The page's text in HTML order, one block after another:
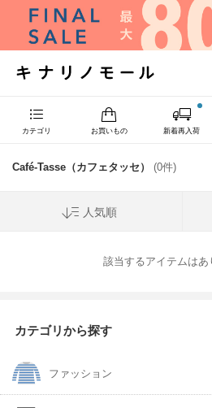
カテゴリ お買いもの 新着再入荷
Café-Tasse（カフェタッセ） (0件)
人気順
該当するアイテムはあ
カテゴリから探す
ファッション